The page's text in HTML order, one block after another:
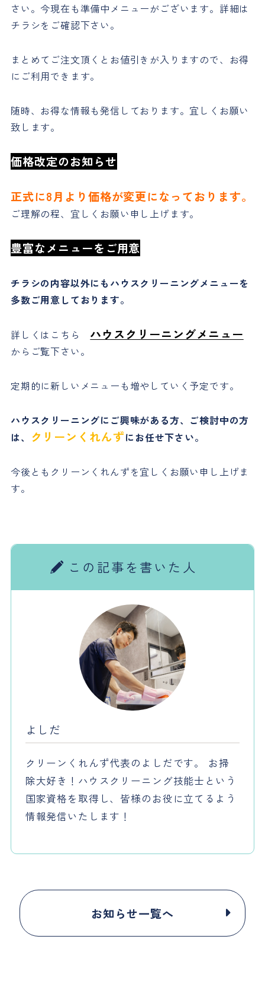
さい。今現在も準備中メニューがございます。詳細は
チラシをご確認下さい。
まとめてご注文頂くとお値引きが入りますので、お得
にご利用できます。
随時、お得な情報も発信しております。宜しくお願い
致します。
価格改定のお知らせ
正式に8月より価格が変更になっております。
ご理解の程、宜しくお願い申し上げます。
豊富なメニューをご用意
チラシの内容以外にもハウスクリーニングメニューを
多数ご用意しております。
詳しくはこちら ハウスクリーニングメニュー
からご覧下さい。
定期的に新しいメニューも増やしていく予定です。
ハウスクリーニングにご興味がある方、ご検討中の方
は、 クリーンくれんずにお任せ下さい。
今後ともクリーンくれんずを宜しくお願い申し上げま
す。
この記事を書いた人
よしだ
クリーンくれんず代表のよしだです。 お掃
除大好き！ハウスクリーニング技能士という
国家資格を取得し、皆様のお役に立てるよう
情報発信いたします！
お知らせ一覧へ